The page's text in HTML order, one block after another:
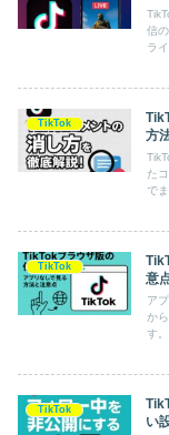
信
ラ
TikTok
方
た
で
TikTok
意
ア
か
す
TikTok
い